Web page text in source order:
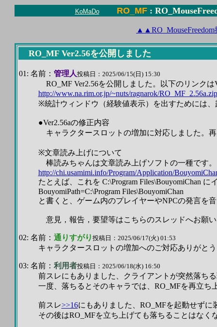
KoMaDo RO_MF :
▲ ▲
RO_MF Ver2.56を公開しました
01: 名前： 管理人投稿日：2025/06/15(日) 15:30
RO_MF Ver2.56を公開しました。以下のリンクは
http://www.na.rim.or.jp/~nuts/ragnarok/RO_MF_2.56a.zip
※統計ウィンドウ（経験値表示）を出すためには
●Ver2.56aの修正内容
キャラクタースロットの増加に対応しました。
※文章読み上げについて
棒読みちゃんは文章読み上げソフトの一種です
http://chi.usamimi.info/Program/Application/
たとえば、これを C:\Program Files\BouyomiChan に
BouyomiPath=C:\Program Files\BouyomiChan
と書くと、ゲーム内のプレイヤーやNPCの発言を
意見，報告，要望等はこちらのスレッドへお願
02: 名前： 通りすがり 投稿日：2025/06/17(火) 01:53
キャラクタースロットの増加へのご対応ありがと
03: 名前： 利用者投稿日：2025/06/18(水) 16:50
前スレにもありました、クライアントが突然落ち
一度、落ちるとそのキャラでは、RO_MFを再立ち
前スレ>>16にもありました、RO_MFを起動せずに
その後はRO_MFを立ち上げても落ちることはなく